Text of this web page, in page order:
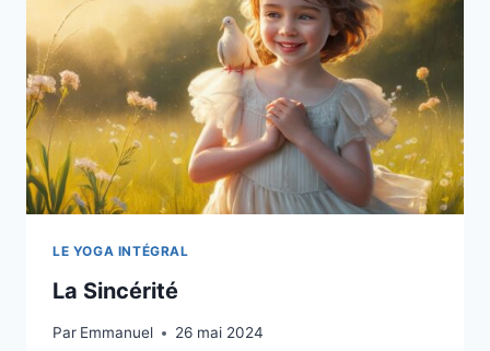
LE YOGA INTÉGRAL
La Sincérité
Par Emmanuel 26 mai 2024